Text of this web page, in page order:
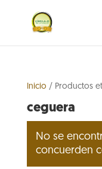
Inicio / Productos
ceguera
No se
concuerden